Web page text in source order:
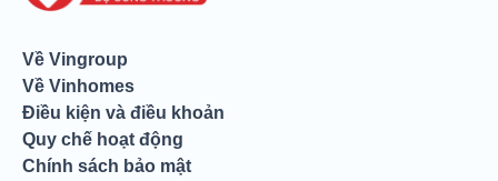
Về Vingroup
Về Vinhomes
Điều kiện và điều khoản
Quy chế hoạt động
Chính sách bảo mật